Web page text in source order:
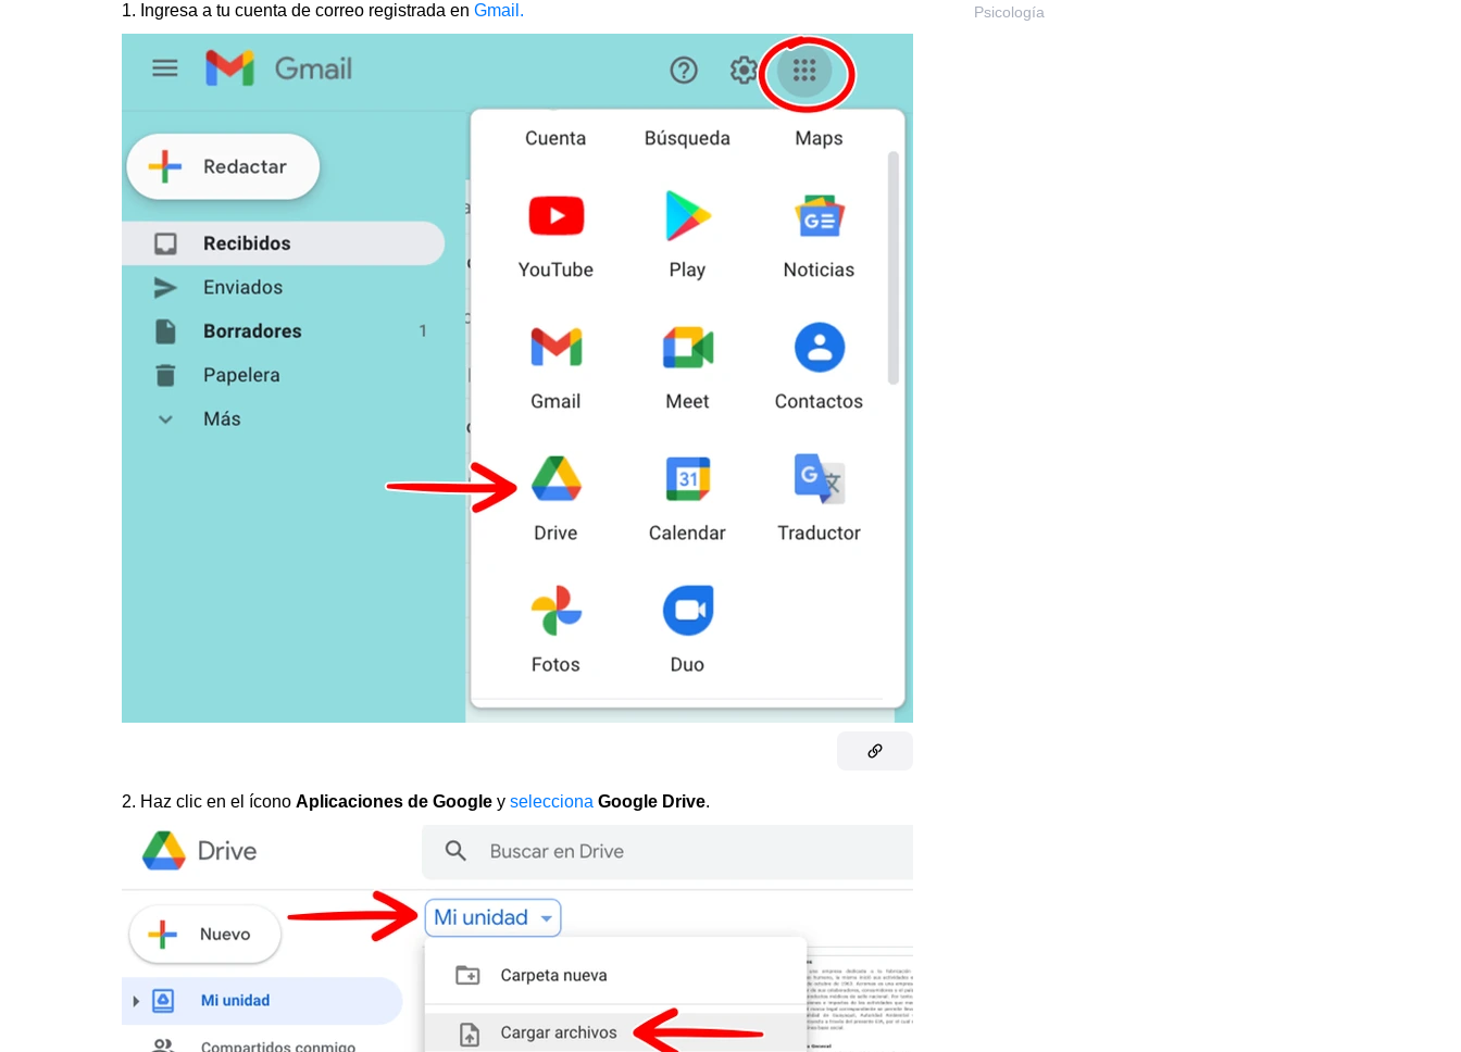
Psicología
1. Ingresa a tu cuenta de correo registrada en Gmail.
2. Haz clic en el ícono Aplicaciones de Google y selecciona Google Drive.